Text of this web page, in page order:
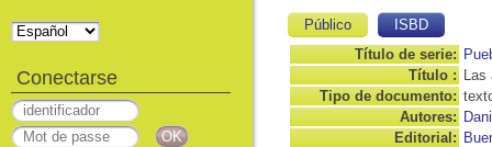
Público
ISBD
Título de serie:
Título : Las
Tipo de documento:
Autores:
Editorial:
Conectarse